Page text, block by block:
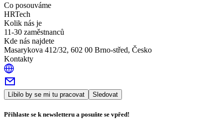
Co posouváme
HRTech
Kolik nás je
11-30 zaměstnanců
Kde nás najdete
Masarykova 412/32, 602 00 Brno-střed, Česko
Kontakty
Líbilo by se mi tu pracovat Sledovat
Přihlaste se k newsletteru a posuňte se vpřed!